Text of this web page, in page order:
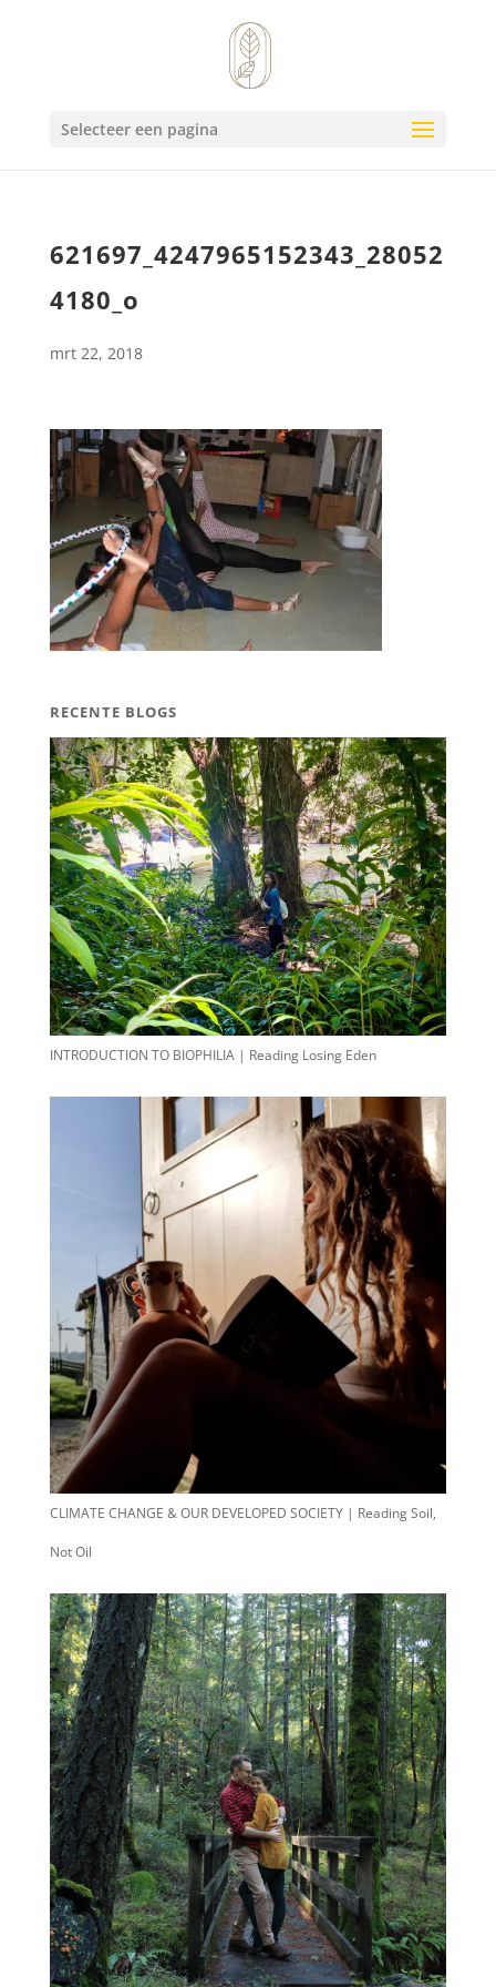
Selecteer een pagina
621697_4247965152343_28052
4180_o
mrt 22, 2018
RECENTE BLOGS
INTRODUCTION TO BIOPHILIA | Reading Losing Eden
CLIMATE CHANGE & OUR DEVELOPED SOCIETY | Reading Soil,
Not Oil